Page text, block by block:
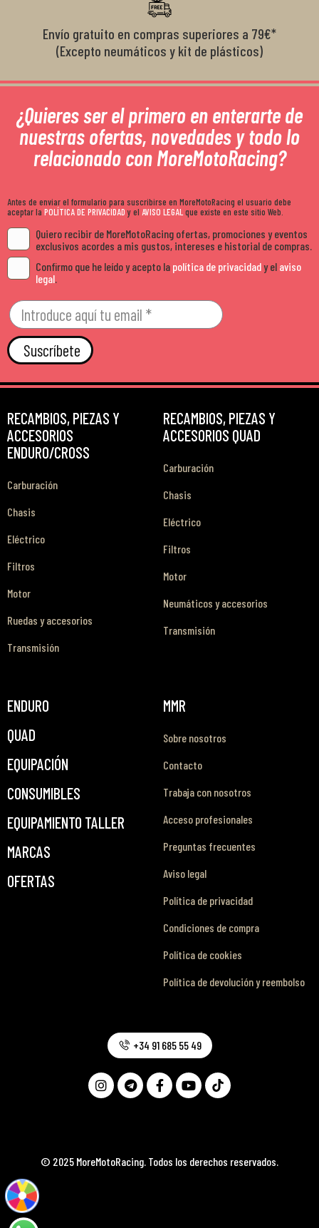
Envío gratuito en compras superiores a 79€*
(Excepto neumáticos y kit de plásticos)
¿Quieres ser el primero en enterarte de
nuestras ofertas, novedades y todo lo
relacionado con MoreMotoRacing?
Antes de enviar el formulario para suscribirse en MoreMotoRacing el usuario debe
aceptar la POLÍTICA DE PRIVACIDADy el AVISO LEGALque existe en este sitio Web.
Quiero recibir de MoreMotoRacing ofertas, promociones y eventos
exclusivos acordes a mis gustos, intereses e historial de compras.
Confirmo que he leído y acepto la política de privacidady el aviso
legal
Suscríbete
RECAMBIOS, PIEZAS Y
ACCESORIOS
ENDURO/CROSS
Carburación
Chasis
Eléctrico
Filtros
Motor
Ruedas y accesorios
Transmisión
RECAMBIOS, PIEZAS Y
ACCESORIOS QUAD
Carburación
Chasis
Eléctrico
Filtros
Motor
Neumáticos y accesorios
Transmisión
ENDURO
QUAD
EQUIPACIÓN
CONSUMIBLES
EQUIPAMIENTO TALLER
MARCAS
OFERTAS
MMR
Sobre nosotros
Contacto
Trabaja con nosotros
Acceso profesionales
Preguntas frecuentes
Aviso legal
Política de privacidad
Condiciones de compra
Política de cookies
Política de devolución y reembolso
© 2025 MoreMotoRacing. Todos los derechos reservados.
+34 91 685 55 49